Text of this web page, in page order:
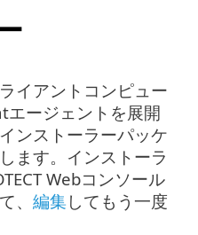
イアントコンピュー
エージェントを展開
ンストーラーパッケ
ます。インストーラ
Webコンソール
、 編集 してもう一度